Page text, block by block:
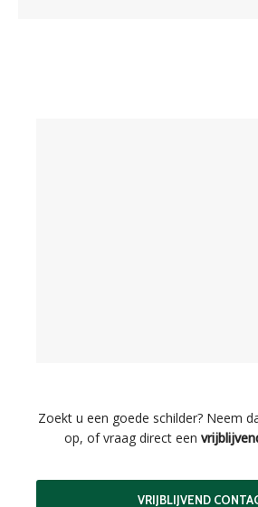
Zoekt u een goede schilder? Neem
op, of vraag direct een
VRIJBLIJVEND